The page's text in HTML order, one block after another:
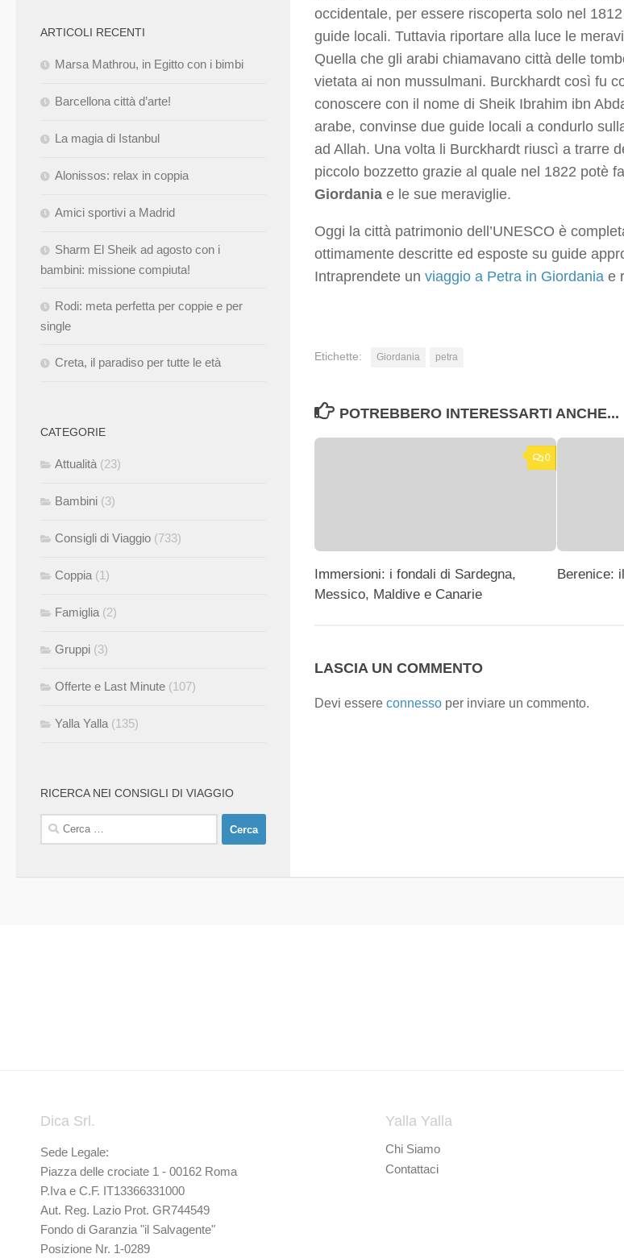
occidentale, per essere riscoperta solo nel
guide locali. Tuttavia riportare alla luce le
Quella che gli arabi chiamavano città delle
vietata ai non mussulmani. Burckhardt così fu
conoscere con il nome di Sheik Ibrahim ibn
arabe, convinse due guide locali a condurlo
ad Allah. Una volta li Burckhardt riuscì a trarre
piccolo bozzetto grazie al quale nel 1822 potè
Giordania e le sue meraviglie.
Oggi la città patrimonio dell’UNESCO è
ottimamente descritte ed esposte su guide
Intraprendete un viaggio a Petra in Giordania e
Etichette: Giordania petra
POTREBBERO INTERESSARTI ANCHE...
0
Immersioni: i fondali di Sardegna,
Messico, Maldive e Canarie
Berenice:
LASCIA UN COMMENTO
Devi essere connesso per inviare un commento.
ARTICOLI RECENTI
Marsa Mathrou, in Egitto con i bimbi
Barcellona città d’arte!
La magia di Istanbul
Alonissos: relax in coppia
Amici sportivi a Madrid
Sharm El Sheik ad agosto con i
bambini: missione compiuta!
Rodi: meta perfetta per coppie e per
single
Creta, il paradiso per tutte le età
CATEGORIE
Attualità (23)
Bambini (3)
Consigli di Viaggio (733)
Coppia (1)
Famiglia (2)
Gruppi (3)
Offerte e Last Minute (107)
Yalla Yalla (135)
RICERCA NEI CONSIGLI DI VIAGGIO
Ricerca
per:
Dica Srl.
Sede Legale:
Piazza delle crociate 1 - 00162 Roma
P.Iva e C.F. IT13366331000
Aut. Reg. Lazio Prot. GR744549
Fondo di Garanzia "il Salvagente"
Posizione Nr. 1-0289
Yalla Yalla
Chi Siamo
Contattaci